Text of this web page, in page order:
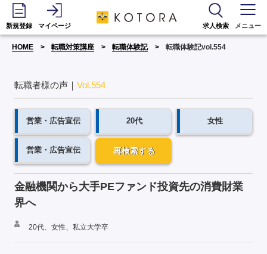
新規登録 マイページ 求人検索 メニュー
HOME 転職対策講座 転職体験記 転職体験記vol.554
転職者様の声｜ Vol.554
営業・広告宣伝 20代 女性
営業・広告宣伝 再検索する
金融機関から大手PEファンド投資先の消費財業
界へ
20代、女性、私立大学卒